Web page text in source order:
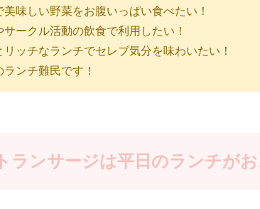
味しい野菜をお腹いっぱい食べたい！
ークル活動の飲食で利用したい！
ッチなランチでセレブ気分を味わいたい！
ンチ難民です！
ランサージは平日のランチが